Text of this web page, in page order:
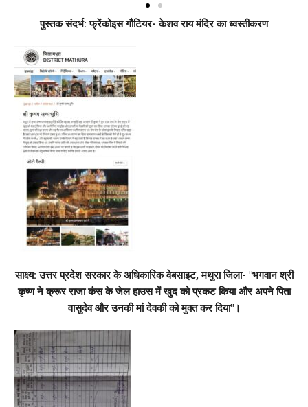
पुस्तक संदर्भ: फ्रेंकोइस गौटियर- केशव राय मंदिर का ध्वस्तीकरण
साक्ष्य: उत्तर प्रदेश सरकार के अधिकारिक वेबसाइट, मथुरा जिला- "भगवान श्री
कृष्ण ने क्रूर राजा कंस के जेल हाउस में खुद को प्रकट किया और अपने पिता
वासुदेव और उनकी मां देवकी को मुक्त कर दिया"।